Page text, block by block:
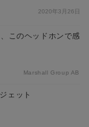
2020年3月26日
このヘッドホンで感
Marshall Group AB
ェット